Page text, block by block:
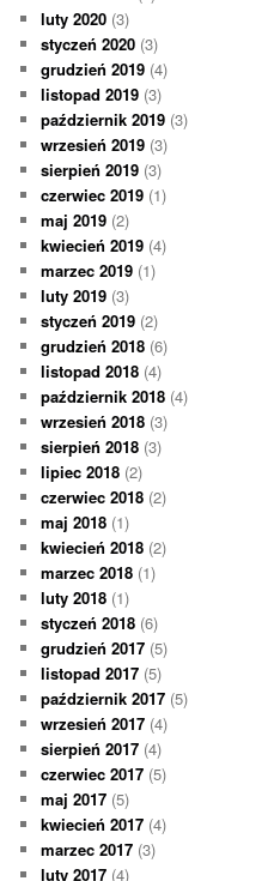
luty 2020 (3)
styczeń 2020 (3)
grudzień 2019 (4)
listopad 2019 (3)
październik 2019 (3)
wrzesień 2019 (3)
sierpień 2019 (3)
czerwiec 2019 (1)
maj 2019 (2)
kwiecień 2019 (4)
marzec 2019 (1)
luty 2019 (3)
styczeń 2019 (2)
grudzień 2018 (6)
listopad 2018 (4)
październik 2018 (4)
wrzesień 2018 (3)
sierpień 2018 (3)
lipiec 2018 (2)
czerwiec 2018 (2)
maj 2018 (1)
kwiecień 2018 (2)
marzec 2018 (1)
luty 2018 (1)
styczeń 2018 (6)
grudzień 2017 (5)
listopad 2017 (5)
październik 2017 (5)
wrzesień 2017 (4)
sierpień 2017 (4)
czerwiec 2017 (5)
maj 2017 (5)
kwiecień 2017 (4)
marzec 2017 (3)
luty 2017 (4)